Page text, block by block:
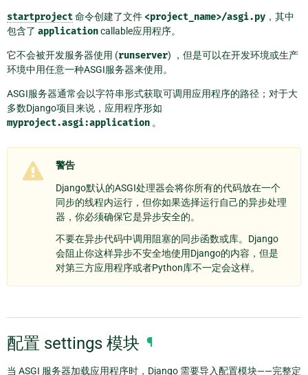
startproject命令创建了文件 <project_name>/asgi.py ，其中
包含了 applicationcallable应用程序。
它不会被开发服务器使用 (runserver) ，但是可以在开发环境或生产
环境中用任意一种ASGI服务器来使用。
ASGI服务器通常会以字符串形式获取可调用应用程序的路径；对于大
多数Django项目来说，应用程序形如
myproject.asgi:application 。
警告
Django默认的ASGI处理器会将你所有的代码放在一个
同步的线程内运行，但你如果选择运行自己的异步处理
器，你必须确保它是异步安全的。
不要在异步代码中调用阻塞的同步函数或库。Django
会阻止你这样异步不安全地使用Django的内容，但是
对第三方应用程序或者Python库不一定会这样。
配置 settings 模块 ¶
当 ASGI 服务器加载应用程序时，Django 需要导入配置模块——完整定